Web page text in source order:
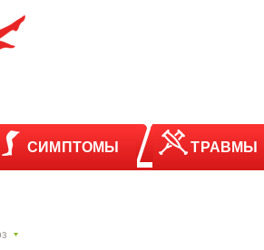
СИМПТОМЫ ТРАВМЫ